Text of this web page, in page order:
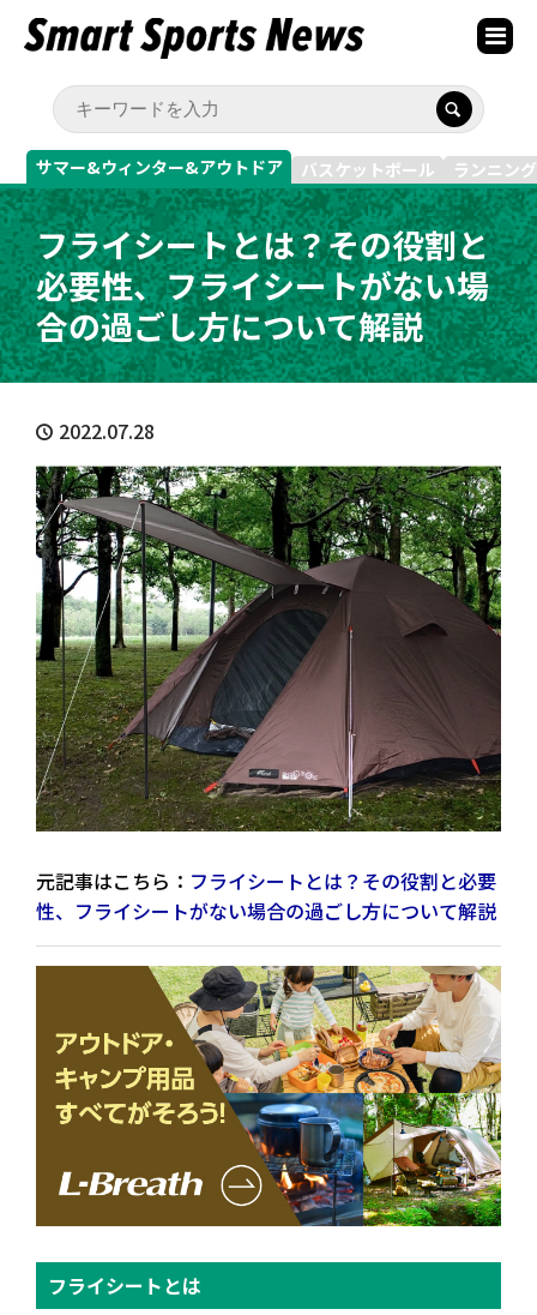
サマー&ウィンター&アウトドア バスケットボール ランニン
フライシートとは？その役割と
必要性、フライシートがない場
合の過ごし方について解説
2022.07.28
元記事はこちら： フライシートとは？その役割と必要
性、フライシートがない場合の過ごし方について解説
フライシートとは